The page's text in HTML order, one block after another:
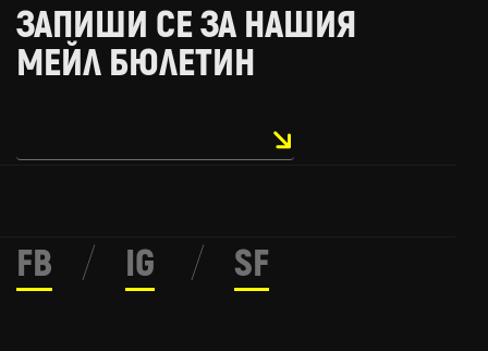
ЗАПИШИ СЕ ЗА НАШИЯ
МЕЙЛ БЮЛЕТИН
FB / IG / SF